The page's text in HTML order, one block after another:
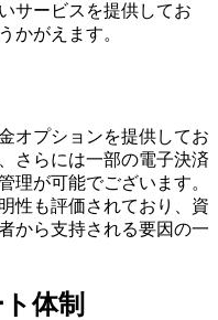
サービスを提供してお
かがえます。
オプションを提供してお
さらには一部の電子決済
理が可能でございます。
性も評価されており、資
から支持される要因の一
体制